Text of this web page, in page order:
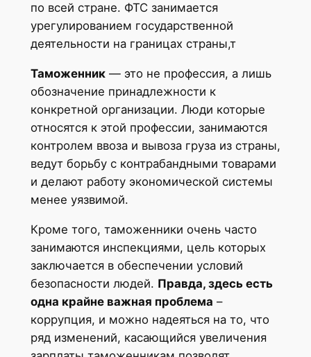
по всей стране. ФТС занимается
урегулированием государственной
деятельности на границах страны,т
Таможенник— это не профессия, а лишь
обозначение принадлежности к
конкретной организации. Люди которые
относятся к этой профессии, занимаются
контролем ввоза и вывоза груза из страны,
ведут борьбу с контрабандными товарами
и делают работу экономической системы
менее уязвимой.
Кроме того, таможенники очень часто
занимаются инспекциями, цель которых
заключается в обеспечении условий
безопасности людей. Правда, здесь есть
одна крайне важная проблема –
коррупция, и можно надеяться на то, что
ряд изменений, касающийся увеличения